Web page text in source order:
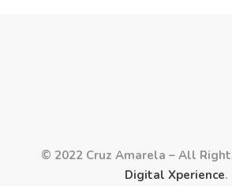
© 2022 Cruz Amarela – All
Digital Xperience.